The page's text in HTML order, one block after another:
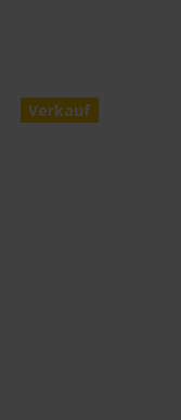
Verkauf